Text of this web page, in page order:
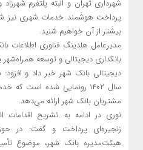
شهرداری تهران و البته پلتفرم
بیشتر از آن خواهیم شنید.
مدیرعامل هلدینگ فناوری اطلاعات
بانکداری دیجیتالی و توسعه
دیجیتالی بانک شهر خبر داد و
سال ۱۴۰۲ رونمایی شده
مشتریان بانک شهر ارائه می‌دهد.
نوری در ادامه به تشریح اقدامات
زنجیره‌ای پرداخت و گفت: در
هیئت‌مدیره بانک شهر، موضوع